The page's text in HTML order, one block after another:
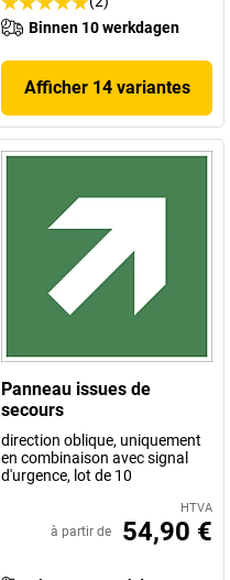
Binnen 10 werkdagen
Afficher 14 variantes
Panneau issues de
secours
direction oblique, uniquement
en combinaison avec signal
d'urgence, lot de 10
HTVA
à partir de 54,90 €